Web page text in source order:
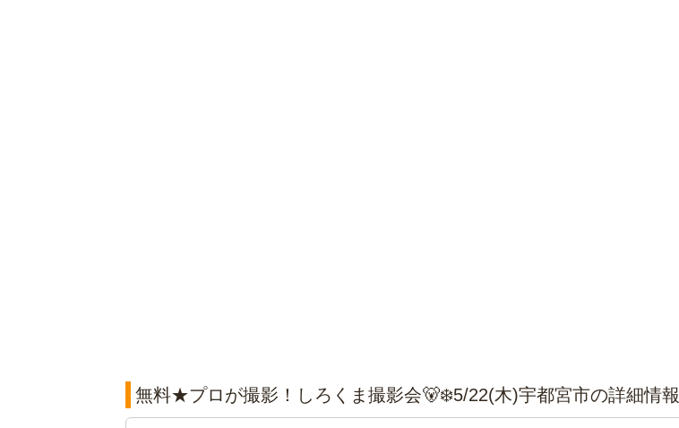
無料★プロが撮影！しろくま撮影会🐻‍❄️5/22(木)宇都宮市の詳細情報